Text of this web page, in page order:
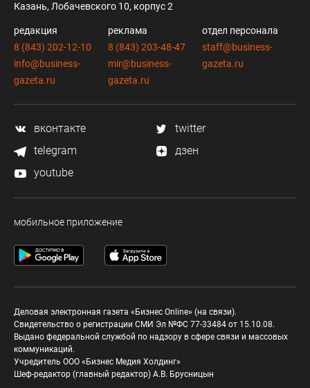
Казань, Лобачевского 10, корпус 2
редакция
8 (843) 202-12-10
info@business-
gazeta.ru
реклама
8 (843) 203-48-47
mir@business-
gazeta.ru
отдел персонала
staff@business-
gazeta.ru
вконтакте
twitter
telegram
дзен
youtube
мобильное приложение
Деловая электронная газета «Бизнес Online» (на связи).
Свидетельство о регистрации СМИ Эл №ФС 77-33484 от 15.10.08.
Выдано федеральной службой по надзору в сфере связи и массовых
коммуникаций.
Учредитель ООО «Бизнес Медия Холдинг»
Шеф-редактор (главный редактор) А.В. Брусницын